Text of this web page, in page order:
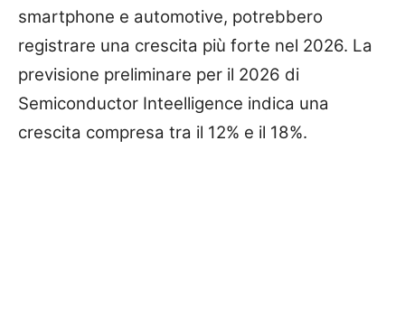
smartphone e automotive, potrebbero
registrare una crescita più forte nel 2026. La
previsione preliminare per il 2026 di
Semiconductor Inteelligence indica una
crescita compresa tra il 12% e il 18%.